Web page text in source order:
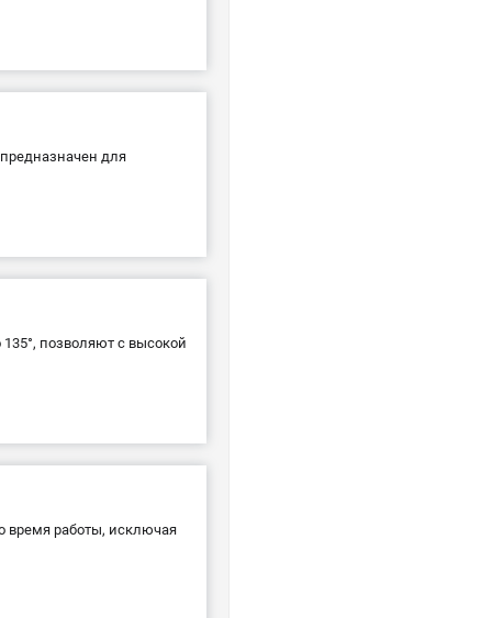
для
позволяют с высокой
время работы, исключая